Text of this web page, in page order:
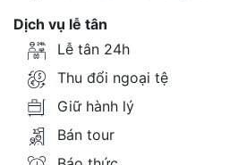
Dịch vụ lễ tân
Lễ tân 24h
Thu đổi ngoại tệ
Giữ hành lý
Bán tour